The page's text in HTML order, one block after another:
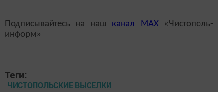
Подписывайтесь на наш канал MAX«Чистополь-
информ»
Теги:
ЧИСТОПОЛЬСКИЕ ВЫСЕЛКИ